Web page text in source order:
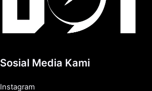
Sosial Media Kami
Instagram